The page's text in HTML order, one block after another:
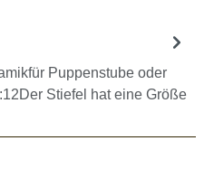
Puppenstube oder
Stiefel hat eine Größe